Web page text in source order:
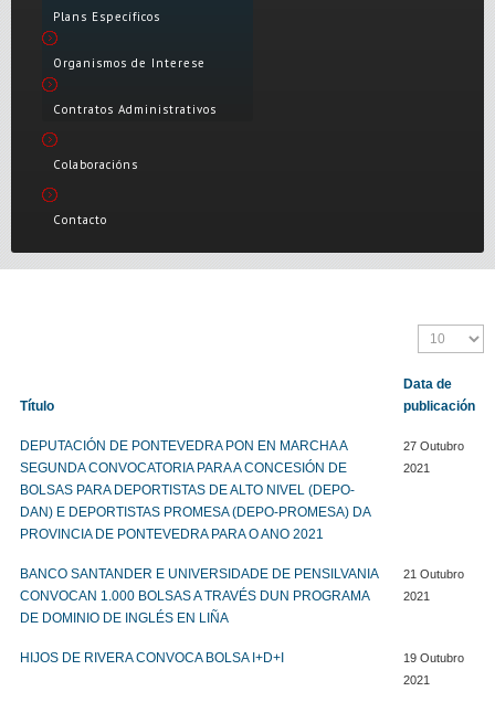
Plans Específicos
Organismos de Interese
Contratos Administrativos
Colaboracións
Contacto
Título
Data de
publicación
DEPUTACIÓN DE PONTEVEDRA PON EN MARCHA A
SEGUNDA CONVOCATORIA PARA A CONCESIÓN DE
BOLSAS PARA DEPORTISTAS DE ALTO NIVEL (DEPO-
DAN) E DEPORTISTAS PROMESA (DEPO-PROMESA) DA
PROVINCIA DE PONTEVEDRA PARA O ANO 2021
27 Outubro
2021
BANCO SANTANDER E UNIVERSIDADE DE PENSILVANIA
CONVOCAN 1.000 BOLSAS A TRAVÉS DUN PROGRAMA
DE DOMINIO DE INGLÉS EN LIÑA
21 Outubro
2021
HIJOS DE RIVERA CONVOCA BOLSA I+D+I
19 Outubro
2021